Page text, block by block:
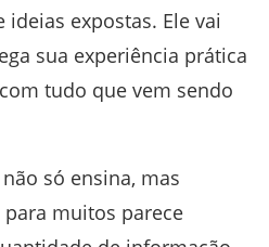
expostas. Ele vai
sua experiência prática
tudo que vem sendo
só ensina, mas
muitos parece